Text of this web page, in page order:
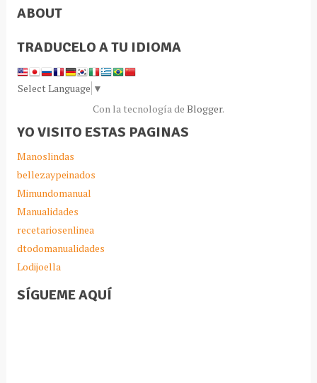
ABOUT
TRADUCELO A TU IDIOMA
Select Language ▼
Con la tecnología de Blogger.
YO VISITO ESTAS PAGINAS
Manoslindas
bellezaypeinados
Mimundomanual
Manualidades
recetariosenlinea
dtodomanualidades
Lodijoella
SÍGUEME AQUÍ